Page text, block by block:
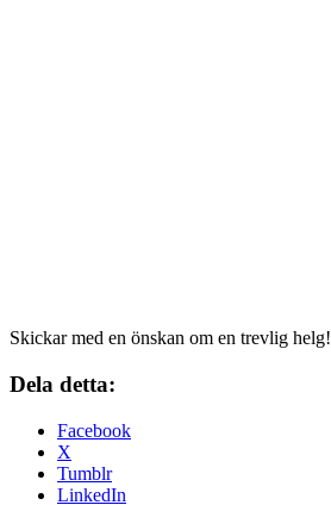
Skickar med en önskan om en trevlig helg!
Dela detta:
Facebook
X
Tumblr
LinkedIn